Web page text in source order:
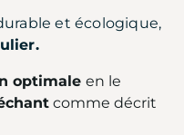
et écologique,
optimaleen le
comme décrit